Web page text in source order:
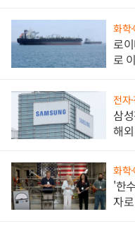
화학
로
로
전자
삼
해
화학
'한
자